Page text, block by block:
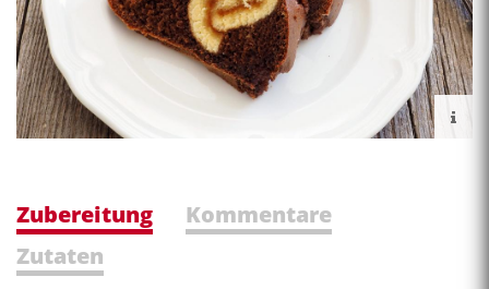
Zubereitung
Kommentare
Zutaten